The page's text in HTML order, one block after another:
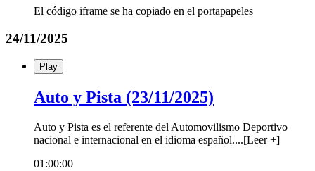
El código iframe se ha copiado en el portapapeles
24/11/2025
Play
Auto y Pista (23/11/2025)
Auto y Pista es el referente del Automovilismo Deportivo
nacional e internacional en el idioma español....[Leer +]
01:00:00